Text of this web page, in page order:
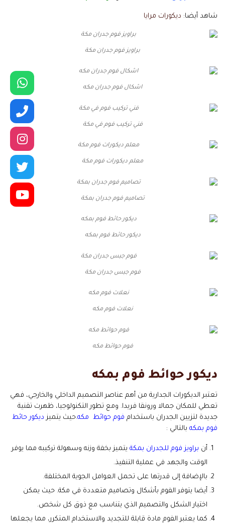
شاهد أيضا: ديكورات مرايا
براويز فوم جدران مكة
اشكال فوم جدران مكه
فني تركيب فوم في مكة
معلم ديكورات فوم مكة
تصاميم فوم جدران بمكة
ديكور حائط فوم بمكه
فوم جبس جدران مكة
نعلات فوم مكه
فوم حوائط مكه
ديكور حوائط فوم بمكه
تعتبر الديكورات الجدارية من أهم عناصر التصميم الداخلي والخارجي، فهي
تعطي للمكان جمالا ورونقا فريدا. ومع تطور التكنولوجيا، ظهرت تقنية
جديدة لتزيين الجدران باستخدام فوم حوائط مكه.حيث يتميز ديكور حائط
فوم بمكه بالتالي :
أن براويز فوم للجدران بمكة يتميز بخفة وزنه وسهولة تركيبه مما يوفر
الوقت والجهد في عملية التنفيذ.
بالإضافة إلى قدرتها على تحمل العوامل الجوية المختلفة.
أيضا يتوفر الفوم بأشكال وتصاميم متعددة في مكة. حيث يمكن
اختيار الشكل والتصميم الذي يتناسب مع ذوق كل شخص.
كما يعتبر الفوم مادة قابلة للتجديد والاستخدام المتكرر، مما يجعلها